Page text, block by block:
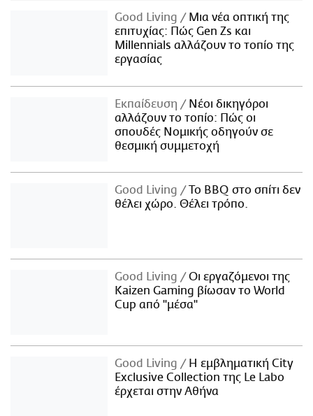
Good Living
Μια νέα οπτική της
επιτυχίας: Πώς Gen Zs και
Millennials αλλάζουν το τοπίο της
εργασίας
Εκπαίδευση
Νέοι δικηγόροι
αλλάζουν το τοπίο: Πώς οι
σπουδές Νομικής οδηγούν σε
θεσμική συμμετοχή
Good Living
Το BBQ στο σπίτι δεν
θέλει χώρο. Θέλει τρόπο.
Good Living
Οι εργαζόμενοι της
Kaizen Gaming βίωσαν το World
Cup από "μέσα"
Good Living
Η εμβληματική City
Exclusive Collection της Le Labo
έρχεται στην Αθήνα